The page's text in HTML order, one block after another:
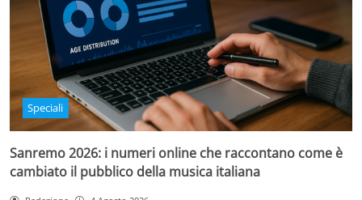
Speciali
Sanremo 2026: i numeri online che raccontano come è
cambiato il pubblico della musica italiana